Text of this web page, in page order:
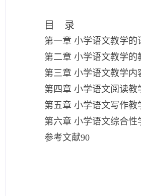
目 录
第一章 小学语文教学的
第二章 小学语文教学的
第三章 小学语文教学内
第四章 小学语文阅读教
第五章 小学语文写作教
第六章 小学语文综合性
参考文献90